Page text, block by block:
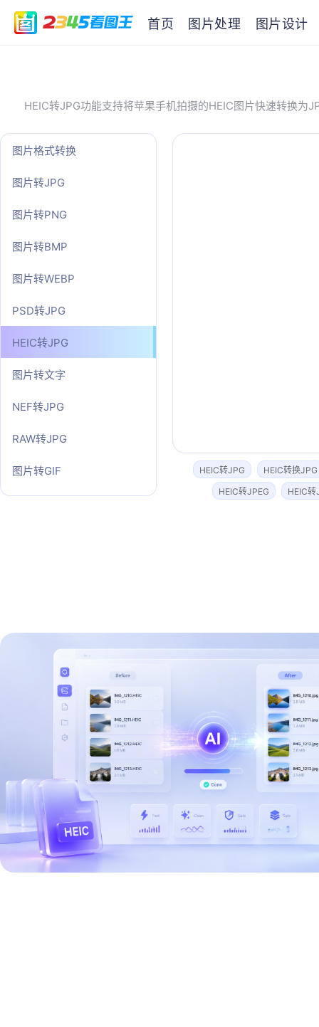
首页 图片处理 图片设计
HEIC转JPG功能支持将苹果手机拍摄的HEIC图片快速转换为
图片格式转换
图片转JPG
图片转PNG
图片转BMP
图片转WEBP
PSD转JPG
HEIC转JPG
图片转文字
NEF转JPG
RAW转JPG
图片转GIF
JPG转PNG
图片转TGA
图片转PCX
HEIC转JPG
HEIC转换JPG
HEIC转JPEG
HEIC转